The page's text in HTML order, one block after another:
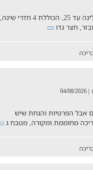
וילה קסומה עם מקום לעד 40 איש לאירוע, ולינה עד 25, הכוללת 4 חדרי שינה,
חצר גדו
| 04/08/2026
אבל הפרטיות והנחת שיש